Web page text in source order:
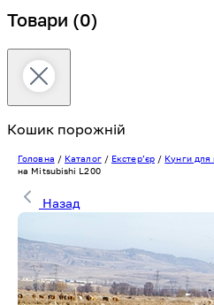
Товари (0)
Кошик порожній
Головна / Каталог/ Екстерʼєр/ Кунги для
на Mitsubishi L200
Назад